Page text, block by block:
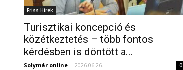
Friss Hírek
Turisztikai koncepció és
közétkeztetés – több fontos
kérdésben is döntött a...
Solymár online - 2026.06.26. 0